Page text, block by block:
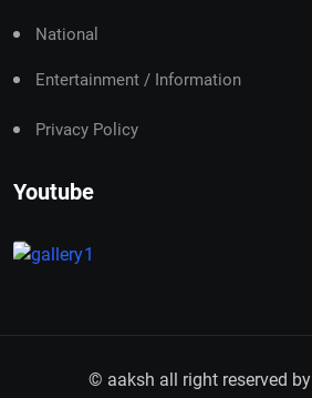
National
Entertainment / Information
Privacy Policy
Youtube
© aaksh all right reserved by